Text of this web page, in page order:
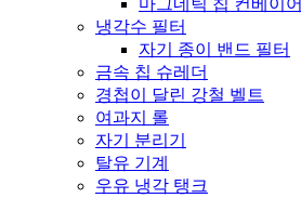
마그네틱 칩 컨베이어
냉각수 필터
자기 종이 밴드 필터
금속 칩 슈레더
경첩이 달린 강철 벨트
여과지 롤
자기 분리기
탈유 기계
우유 냉각 탱크